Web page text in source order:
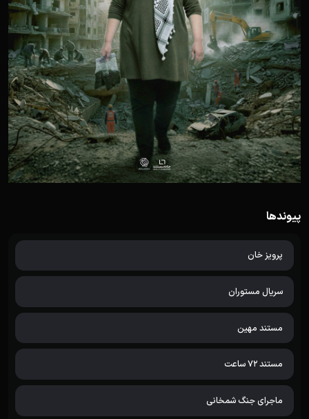
پیوندها
پرویز خان
سریال مستوران
مستند مهین
مستند 72 ساعت
ماجرای جنگ شمخانی